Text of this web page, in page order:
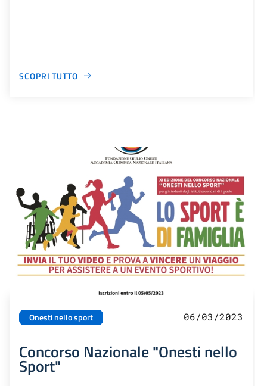
SCOPRI TUTTO
Onesti nello sport 06/03/2023
Concorso Nazionale "Onesti nello
Sport"